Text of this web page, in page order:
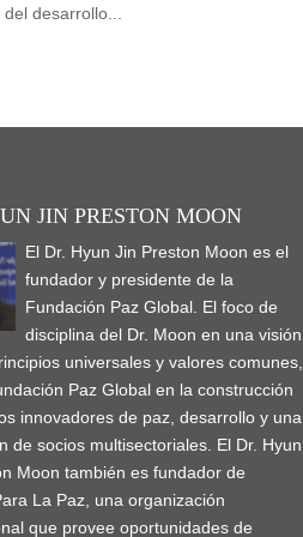
del desarrollo...
JIN PRESTON MOON
El Dr. Hyun Jin Preston Moon es el
fundador y presidente de la
Fundación Paz Global. El foco de
disciplina del Dr. Moon en una visión
universales y valores comunes,
Paz Global en la construcción
innovadores de paz, desarrollo y una
de socios multisectoriales. El Dr. Hyun
Moon también es fundador de
La Paz, una organización
que provee oportunidades de